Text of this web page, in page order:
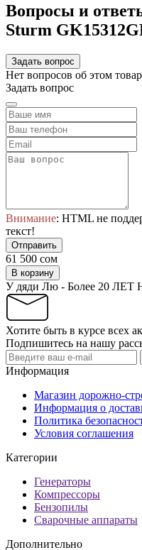
Вопросы и
Sturm
Задать вопрос
Нет вопросов об этом
Задать вопрос
Внимание: HTML не
текст!
Отправить
61 500 сом
В корзину
У дяди Лю - Более 20
Хотите быть в курсе всех
Подпишитесь на нашу
Информация
Магазин дорожно-
Информация о
Политика
Условия соглашения
Категории
Генераторы
Компрессоры
Бензопилы
Сварочные аппараты
Дополнительно